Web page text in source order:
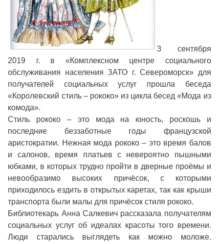
3 сентября
2019 г. в «Комплексном центре социального
обслуживания населения ЗАТО г. Североморск» для
получателей социальных услуг прошла беседа
«Королевский стиль – рококо» из цикла бесед «Мода из
комода».
Стиль рококо – это мода на юность, роскошь и
последние беззаботные годы французской
аристократии. Нежная мода рококо – это время балов
и салонов, время платьев с невероятно пышными
юбками, в которых трудно пройти в дверные проёмы и
невообразимо высоких причёсок, с которыми
приходилось ездить в открытых каретах, так как крыши
транспорта были малы для причёсок стиля рококо.
Библиотекарь Анна Салкевич рассказала получателям
социальных услуг об идеалах красоты того времени.
Люди старались выглядеть как можно моложе.